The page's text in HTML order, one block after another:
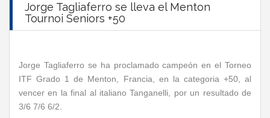
Jorge Tagliaferro se lleva el Menton
Tournoi Seniors +50
Jorge Tagliaferro se ha proclamado campeón en el Torneo
ITF Grado 1 de Menton, Francia, en la categoria +50, al
vencer en la final al italiano Tanganelli, por un resultado de
3/6 7/6 6/2.